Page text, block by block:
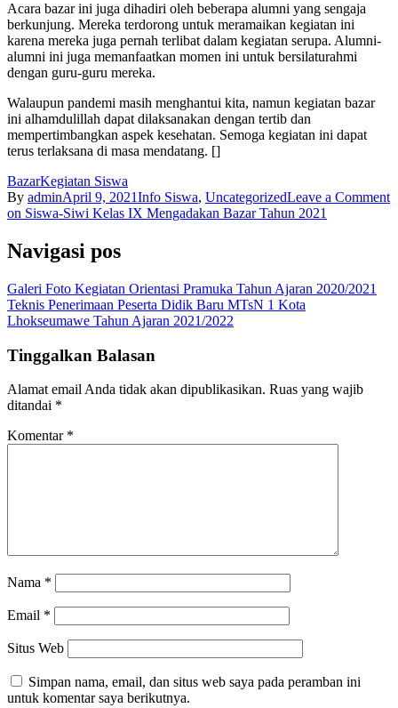
Acara bazar ini juga dihadiri oleh beberapa alumni yang sengaja
berkunjung. Mereka terdorong untuk meramaikan kegiatan ini
karena mereka juga pernah terlibat dalam kegiatan serupa. Alumni-
alumni ini juga memanfaatkan momen ini untuk bersilaturahmi
dengan guru-guru mereka.
Walaupun pandemi masih menghantui kita, namun kegiatan bazar
ini alhamdulillah dapat dilaksanakan dengan tertib dan
mempertimbangkan aspek kesehatan. Semoga kegiatan ini dapat
terus terlaksana di masa mendatang. []
BazarKegiatan Siswa
By adminApril 9, 2021Info Siswa, UncategorizedLeave a Comment
on Siswa-Siwi Kelas IX Mengadakan Bazar Tahun 2021
Navigasi pos
Galeri Foto Kegiatan Orientasi Pramuka Tahun Ajaran 2020/2021
Teknis Penerimaan Peserta Didik Baru MTsN 1 Kota
Lhokseumawe Tahun Ajaran 2021/2022
Tinggalkan Balasan
Alamat email Anda tidak akan dipublikasikan. Ruas yang wajib
ditandai *
Komentar *
Nama *
Email *
Situs Web
Simpan nama, email, dan situs web saya pada peramban ini
untuk komentar saya berikutnya.